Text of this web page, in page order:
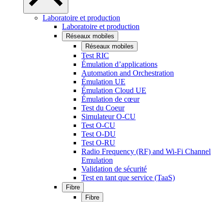
Laboratoire et production
Laboratoire et production
Réseaux mobiles
Réseaux mobiles
Test RIC
Émulation d’applications
Automation and Orchestration
Émulation UE
Émulation Cloud UE
Émulation de cœur
Test du Coeur
Simulateur O-CU
Test O-CU
Test O-DU
Test O-RU
Radio Frequency (RF) and Wi-Fi Channel
Emulation
Validation de sécurité
Test en tant que service (TaaS)
Fibre
Fibre